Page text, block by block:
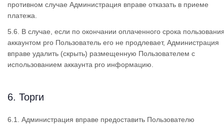
противном случае Администрация вправе отказать в приеме
платежа.
5.6. В случае, если по окончании оплаченного срока
аккаунтом pro Пользователь его не продлевает, Администрация
вправе удалить (скрыть) размещенную Пользователем с
использованием аккаунта pro информацию.
6. Торги
6.1. Администрация вправе предоставить Пользователю